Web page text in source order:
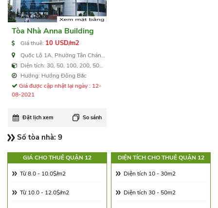
Tòa Nhà Anna Building
Giá thuê: 10 USD/m2
Quốc Lộ 1A, Phường Tân Chánh
Hiệp, Quận 12
Diện tích: 30, 50, 100, 200, 500
m2 Hướng: Hướng Đông Bắc
Giá được cập nhật lại ngày : 12-
08-2021
Đặt lịch xem So sánh
Số tòa nhà: 9
GIÁ CHO THUÊ QUẬN 12
Từ 8.0 - 10.0$/m2
Từ 10.0 - 12.0$/m2
DIỆN TÍCH CHO THUÊ QUẬN 12
Diện tích 10 - 30m2
Diện tích 30 - 50m2